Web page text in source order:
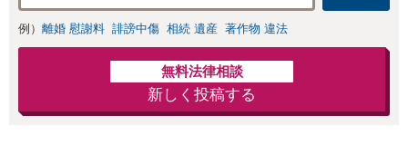
例） 離婚 慰謝料 誹謗中傷 相続 遺産 著作物 違法
無料法律相談
新しく投稿する